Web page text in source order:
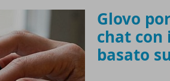
Glovo
chat con
basato